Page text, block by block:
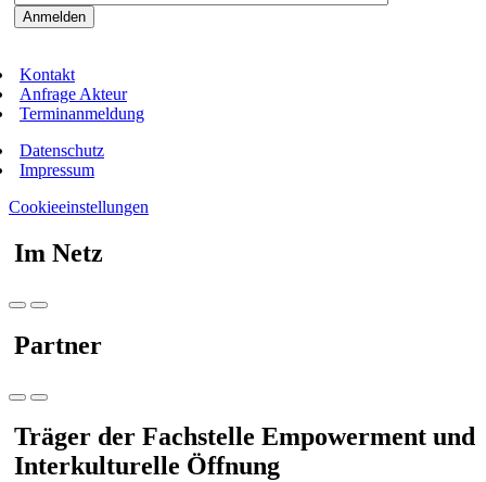
Kontakt
Anfrage Akteur
Terminanmeldung
Datenschutz
Impressum
Cookieeinstellungen
Im Netz
Partner
Träger der Fachstelle Empowerment und
Interkulturelle Öffnung